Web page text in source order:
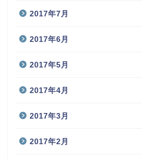
2017年7月
2017年6月
2017年5月
2017年4月
2017年3月
2017年2月